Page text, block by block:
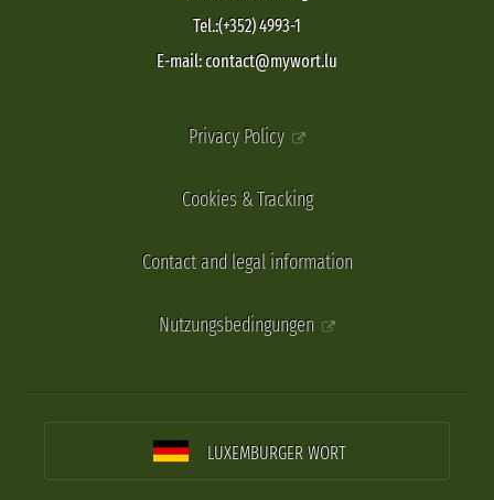
Tel.:(+352) 4993-1
E-mail: contact@mywort.lu
Privacy Policy
Cookies & Tracking
Contact and legal information
Nutzungsbedingungen
LUXEMBURGER WORT